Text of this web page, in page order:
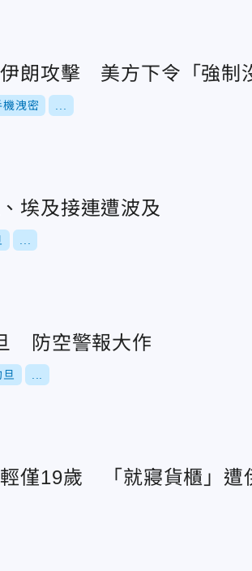
朗攻擊 美方下令「強制
機洩密
埃及接連遭波及
防空警報大作
僅19歲 「就寢貨櫃」遭